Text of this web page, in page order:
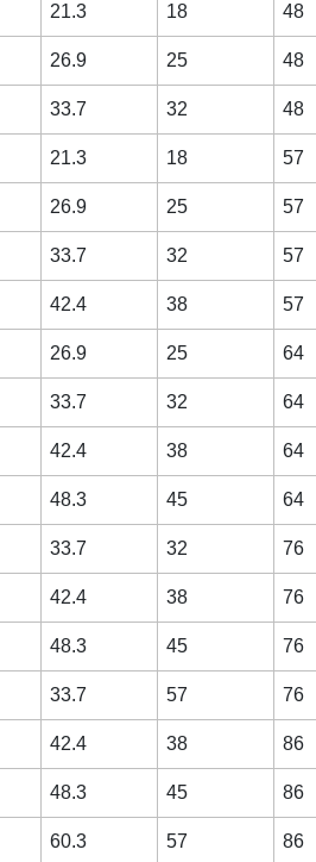
21.3 18 48
26.9 25 48
33.7 32 48
21.3 18 57
26.9 25 57
33.7 32 57
42.4 38 57
26.9 25 64
33.7 32 64
42.4 38 64
48.3 45 64
33.7 32 76
42.4 38 76
48.3 45 76
33.7 57 76
42.4 38 86
48.3 45 86
60.3 57 86